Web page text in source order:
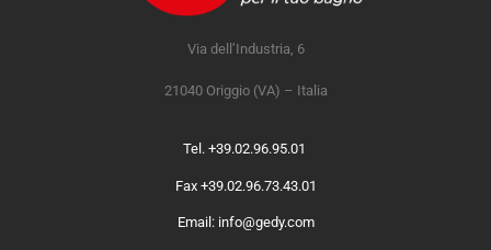
Via dell’Industria, 6
21040 Origgio (VA) – Italia
Tel. +39.02.96.95.01
Fax +39.02.96.73.43.01
Email: info@gedy.com